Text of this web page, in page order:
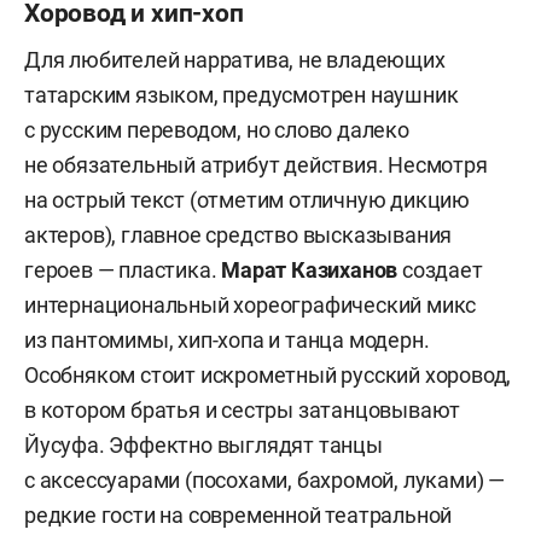
Хоровод и хип-хоп
Для любителей нарратива, не владеющих
татарским языком, предусмотрен наушник
с русским переводом, но слово далеко
не обязательный атрибут действия. Несмотря
на острый текст (отметим отличную дикцию
актеров), главное средство высказывания
героев — пластика. Марат Казихановсоздает
интернациональный хореографический микс
из пантомимы, хип-хопа и танца модерн.
Особняком стоит искрометный русский хоровод,
в котором братья и сестры затанцовывают
Йусуфа. Эффектно выглядят танцы
с аксессуарами (посохами, бахромой, луками) —
редкие гости на современной театральной